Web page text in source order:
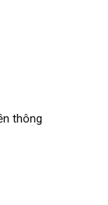
thông